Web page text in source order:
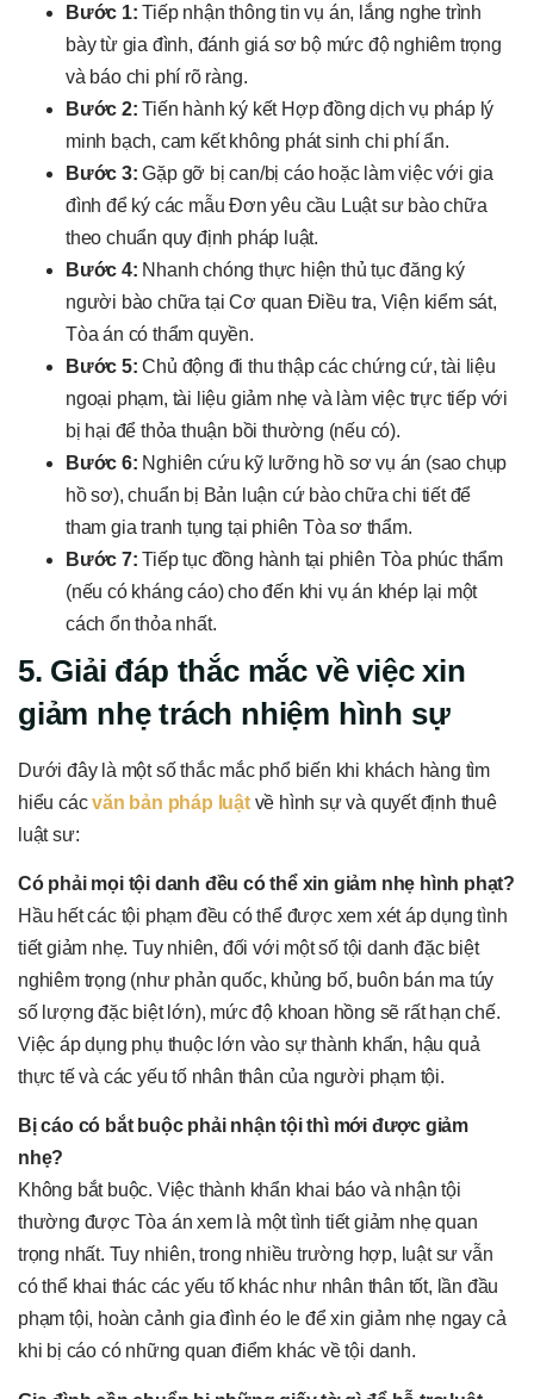
Bước 1: Tiếp nhận thông tin vụ án, lắng nghe trình
bày từ gia đình, đánh giá sơ bộ mức độ nghiêm trọng
và báo chi phí rõ ràng.
Bước 2: Tiến hành ký kết Hợp đồng dịch vụ pháp lý
minh bạch, cam kết không phát sinh chi phí ẩn.
Bước 3: Gặp gỡ bị can/bị cáo hoặc làm việc với gia
đình để ký các mẫu Đơn yêu cầu Luật sư bào chữa
theo chuẩn quy định pháp luật.
Bước 4: Nhanh chóng thực hiện thủ tục đăng ký
người bào chữa tại Cơ quan Điều tra, Viện kiểm sát,
Tòa án có thẩm quyền.
Bước 5: Chủ động đi thu thập các chứng cứ, tài liệu
ngoại phạm, tài liệu giảm nhẹ và làm việc trực tiếp với
bị hại để thỏa thuận bồi thường (nếu có).
Bước 6: Nghiên cứu kỹ lưỡng hồ sơ vụ án (sao chụp
hồ sơ), chuẩn bị Bản luận cứ bào chữa chi tiết để
tham gia tranh tụng tại phiên Tòa sơ thẩm.
Bước 7: Tiếp tục đồng hành tại phiên Tòa phúc thẩm
(nếu có kháng cáo) cho đến khi vụ án khép lại một
cách ổn thỏa nhất.
5. Giải đáp thắc mắc về việc xin
giảm nhẹ trách nhiệm hình sự
Dưới đây là một số thắc mắc phổ biến khi khách hàng tìm
hiểu cácvăn bản pháp luậtvề hình sự và quyết định thuê
luật sư:
Có phải mọi tội danh đều có thể xin giảm nhẹ hình phạt?
Hầu hết các tội phạm đều có thể được xem xét áp dụng tình
tiết giảm nhẹ. Tuy nhiên, đối với một số tội danh đặc biệt
nghiêm trọng (như phản quốc, khủng bố, buôn bán ma túy
số lượng đặc biệt lớn), mức độ khoan hồng sẽ rất hạn chế.
Việc áp dụng phụ thuộc lớn vào sự thành khẩn, hậu quả
thực tế và các yếu tố nhân thân của người phạm tội.
Bị cáo có bắt buộc phải nhận tội thì mới được giảm
nhẹ?
Không bắt buộc. Việc thành khẩn khai báo và nhận tội
thường được Tòa án xem là một tình tiết giảm nhẹ quan
trọng nhất. Tuy nhiên, trong nhiều trường hợp, luật sư vẫn
có thể khai thác các yếu tố khác như nhân thân tốt, lần đầu
phạm tội, hoàn cảnh gia đình éo le để xin giảm nhẹ ngay cả
khi bị cáo có những quan điểm khác về tội danh.